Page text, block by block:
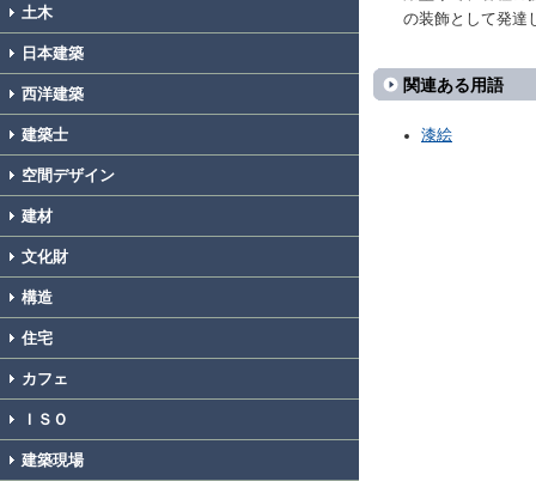
土木
日本建築
西洋建築
建築士
空間デザイン
建材
文化財
構造
住宅
カフェ
ＩＳＯ
建築現場
の装飾として発達
関連ある用語
漆絵